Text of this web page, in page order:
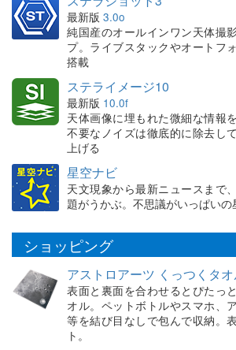
最新版 3.0o
純国産のオールインワン天体撮
プ。ライブスタックやオートフ
搭載
ステライメージ10
最新版 10.0f
天体画像に埋もれた微細な情報
不要なノイズは徹底的に除去し
上げる
星空ナビ
天文現象から最新ニュースまで
題がうかぶ。不思議がいっぱいの
ショッピング
アストロアーツ くっつくタ
表面と裏面を合わせるとぴたっ
オル。ペットボトルやスマホ、
等を結び目なしで包んで収納。
ト。